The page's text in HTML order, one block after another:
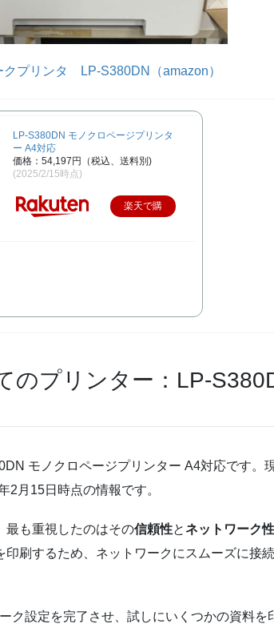
クプリンタ LP-S380DN（amazon）
LP-S380DN モノクロページプリンタ
ー A4対応
価格：54,197円（税込、送料別)
(2025/2/15時点)
楽天で購
のプリンター：LP-
モノクロページプリンター A4対応です。
2月15日時点の情報です。
最も重視したのはその信頼性とネットワーク
刷するため、ネットワークにスムーズに接
ク設定を完了させ、試しにいくつかの資料を